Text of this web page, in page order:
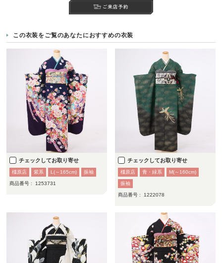
この衣装をご覧のあなたにおすすめの衣装
チェックしてお取り寄せ
橿原店 紫系 L(～165cm) 振袖
商品番号 : 1253731
チェックしてお取り寄せ
橿原店 青・緑系 M(～160cm)
振袖
商品番号 : 1222078